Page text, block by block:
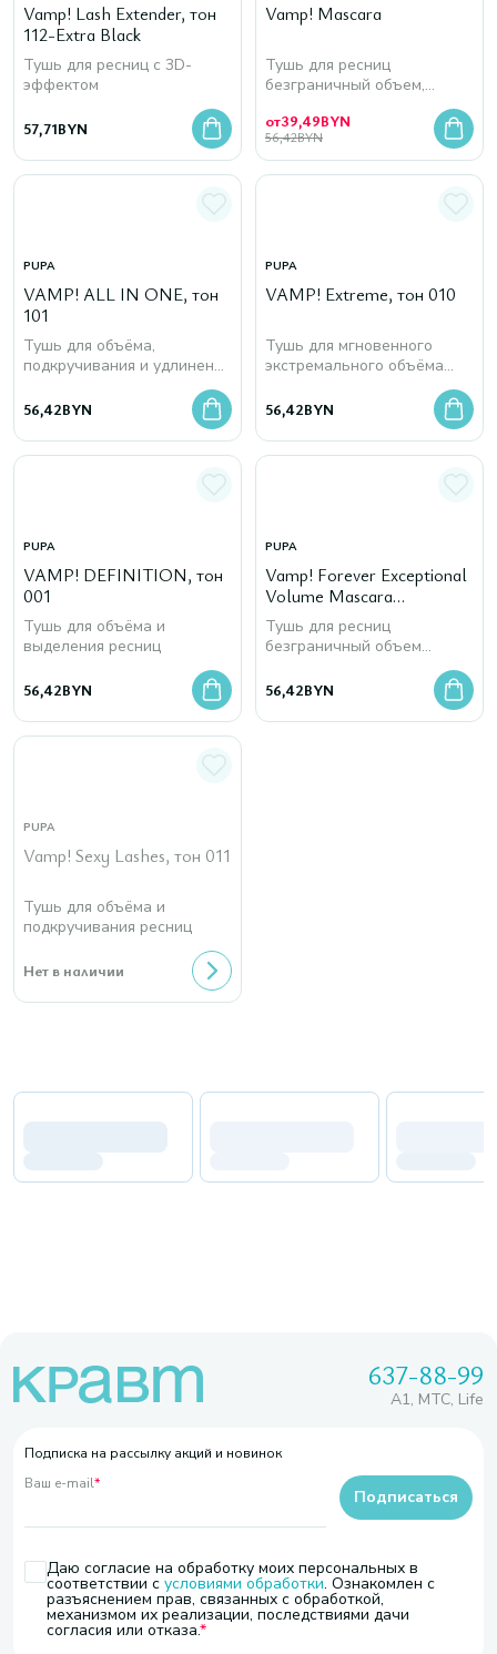
Vamp! Lash Extender, тон
112-Extra Black
Тушь для ресниц c 3D-
эффектом
57,71BYN
Vamp! Mascara
Тушь для ресниц
безграничный объем,
от39,49BYN
56,42BYN
PUPA
VAMP! ALL IN ONE, тон
101
Тушь для объёма,
подкручивания и удлинения
действием
56,42BYN
PUPA
VAMP! Extreme, тон 010
Тушь для мгновенного
экстремального объёма
56,42BYN
PUPA
VAMP! DEFINITION, тон
001
Тушь для объёма и
выделения ресниц
56,42BYN
PUPA
Vamp! Forever Exceptional
Volume Mascara
Unbeatable Hold, тон 111
Тушь для ресниц
безграничный объем
стойкость
56,42BYN
PUPA
Vamp! Sexy Lashes, тон 011
Тушь для объёма и
подкручивания ресниц
Нет в наличии
637-88-99
A1, МТС, Life
Подписка на рассылку акций и новинок
Ваш e-mail*
Даю согласие на обработку моих персональных в
соответствии с условиями обработки. Ознакомлен с
разъяснением прав, связанных с обработкой,
механизмом их реализации, последствиями дачи
согласия или отказа.
Подписаться